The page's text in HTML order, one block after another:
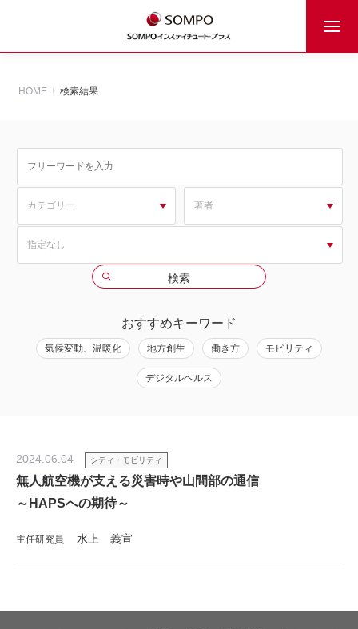
HOME 検索結果
おすすめキーワード
気候変動、温暖化 地方創生 働き方 モビリティ
デジタルヘルス
2024.06.04 シティ・モビリティ
無人航空機が支える災害時や山間部の通信
～HAPSへの期待～
主任研究員 水上 義宣